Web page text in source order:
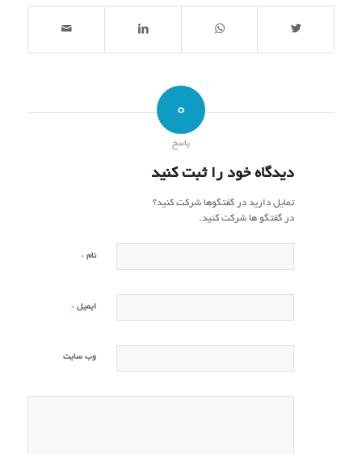
0
پاسخ
دیدگاه خود را ثبت کنید
تمایل دارید در گفتگوها شرکت کنید؟
در گفتگو ها شرکت کنید.
نام *
ایمیل *
وب‌ سایت